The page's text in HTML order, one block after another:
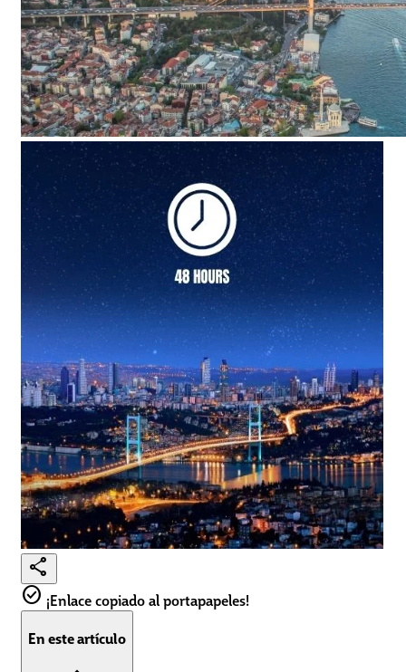
share
check_circle ¡Enlace copiado al portapapeles!
En este artículo